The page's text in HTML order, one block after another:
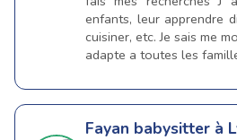
enfants, leur apprendre
cuisiner, etc. Je sais me
adapte a toutes les
Fayan babysitter à